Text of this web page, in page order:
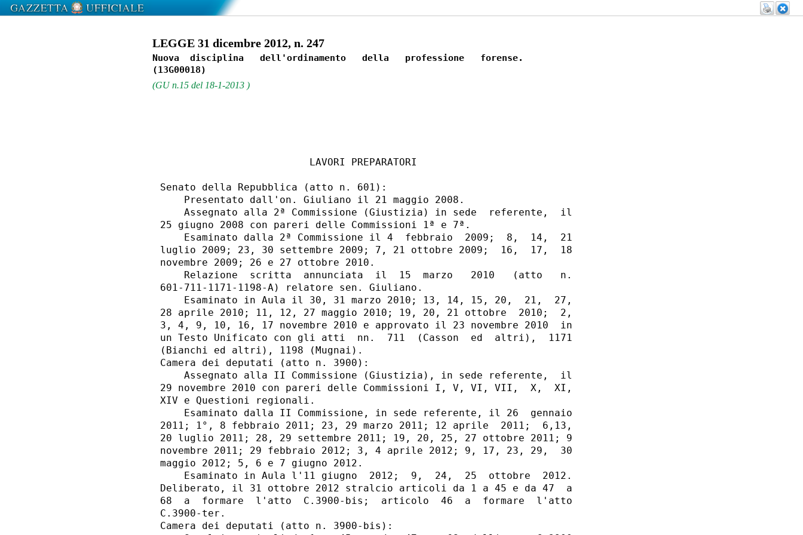
LEGGE 31 dicembre 2012, n. 247
Nuova  disciplina   dell'ordinamento   della   professione   forense.
(GU n.15 del 18-1-2013 )
                         LAVORI PREPARATORI
Senato della Repubblica (atto n. 601):
    Presentato dall'on. Giuliano il 21 maggio 2008.
    Assegnato alla 2ª Commissione (Giustizia) in sede  referente,  il
25 giugno 2008 con pareri delle Commissioni 1ª e 7ª.
    Esaminato dalla 2ª Commissione il 4  febbraio  2009;  8,  14,  21
luglio 2009; 23, 30 settembre 2009; 7, 21 ottobre 2009;  16,  17,  18
novembre 2009; 26 e 27 ottobre 2010.
    Relazione  scritta  annunciata  il  15  marzo   2010   (atto   n.
601-711-1171-1198-A) relatore sen. Giuliano.
    Esaminato in Aula il 30, 31 marzo 2010; 13, 14, 15, 20,  21,  27,
28 aprile 2010; 11, 12, 27 maggio 2010; 19, 20, 21 ottobre  2010;  2,
3, 4, 9, 10, 16, 17 novembre 2010 e approvato il 23 novembre 2010  in
un Testo Unificato con gli atti  nn.  711  (Casson  ed  altri),  1171
(Bianchi ed altri), 1198 (Mugnai).
Camera dei deputati (atto n. 3900):
    Assegnato alla II Commissione (Giustizia), in sede referente,  il
29 novembre 2010 con pareri delle Commissioni I, V, VI, VII,  X,  XI,
XIV e Questioni regionali.
    Esaminato dalla II Commissione, in sede referente, il 26  gennaio
2011; 1°, 8 febbraio 2011; 23, 29 marzo 2011; 12 aprile  2011;  6,13,
20 luglio 2011; 28, 29 settembre 2011; 19, 20, 25, 27 ottobre 2011; 9
novembre 2011; 29 febbraio 2012; 3, 4 aprile 2012; 9, 17, 23, 29,  30
maggio 2012; 5, 6 e 7 giugno 2012.
    Esaminato in Aula l'11 giugno  2012;  9,  24,  25  ottobre  2012.
Deliberato, il 31 ottobre 2012 stralcio articoli da 1 a 45 e da 47  a
68  a  formare  l'atto  C.3900-bis;  articolo  46  a  formare  l'atto
C.3900-ter.
Camera dei deputati (atto n. 3900-bis):